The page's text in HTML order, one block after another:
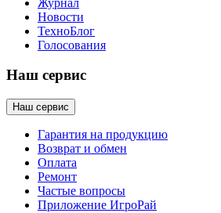
Новости
ТехноБлог
Голосования
Наш сервис
Наш сервис
Гарантия на продукцию
Возврат и обмен
Оплата
Ремонт
Частые вопросы
Приложение ИгроРай